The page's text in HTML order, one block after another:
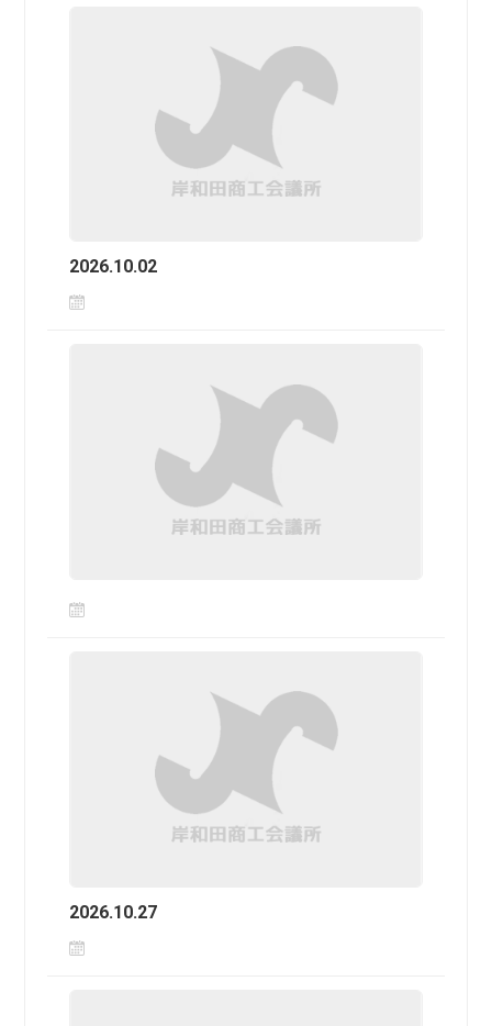
2026.10.02
2026.10.27